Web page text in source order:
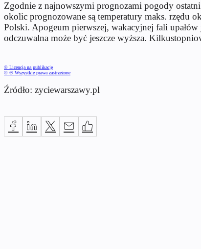
Zgodnie z najnowszymi prognozami pogody
okolic prognozowane są temperatury maks. rzędu
Polski. Apogeum pierwszej, wakacyjnej fali upałów
odczuwalna może być jeszcze wyższa.
© Licencja na publikację
© ℗ Wszystkie prawa zastrzeżone
Źródło: zyciewarszawy.pl